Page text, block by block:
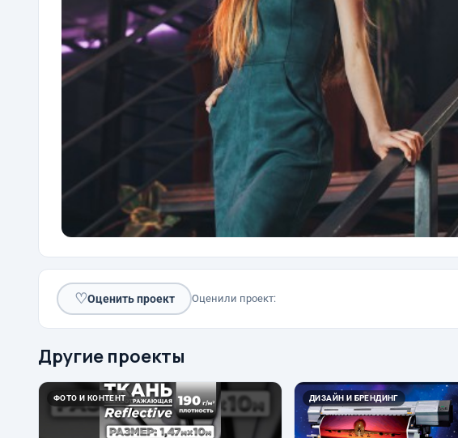
♡Оценить проект Оценили проект:
Другие проекты
ФОТО И КОНТЕНТ ДИЗАЙН И БРЕНДИНГ